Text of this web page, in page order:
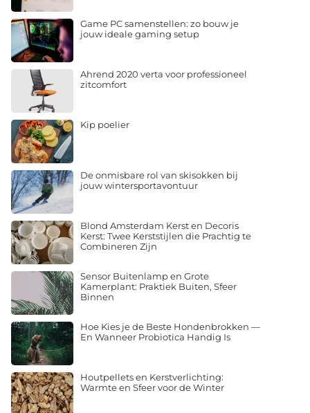
Game PC samenstellen: zo bouw je
jouw ideale gaming setup
Ahrend 2020 verta voor professioneel
zitcomfort
Kip poelier
De onmisbare rol van skisokken bij
jouw wintersportavontuur
Blond Amsterdam Kerst en Decoris
Kerst: Twee Kerststijlen die Prachtig te
Combineren Zijn
Sensor Buitenlamp en Grote
Kamerplant: Praktiek Buiten, Sfeer
Binnen
Hoe Kies je de Beste Hondenbrokken —
En Wanneer Probiotica Handig Is
Houtpellets en Kerstverlichting:
Warmte en Sfeer voor de Winter